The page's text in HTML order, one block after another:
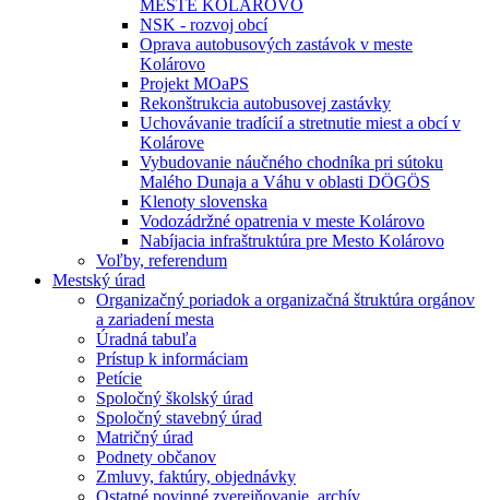
MESTE KOLÁROVO
NSK - rozvoj obcí
Oprava autobusových zastávok v meste
Kolárovo
Projekt MOaPS
Rekonštrukcia autobusovej zastávky
Uchovávanie tradícií a stretnutie miest a obcí v
Kolárove
Vybudovanie náučného chodníka pri sútoku
Malého Dunaja a Váhu v oblasti DÖGÖS
Klenoty slovenska
Vodozádržné opatrenia v meste Kolárovo
Nabíjacia infraštruktúra pre Mesto Kolárovo
Voľby, referendum
Mestský úrad
Organizačný poriadok a organizačná štruktúra orgánov
a zariadení mesta
Úradná tabuľa
Prístup k informáciam
Petície
Spoločný školský úrad
Spoločný stavebný úrad
Matričný úrad
Podnety občanov
Zmluvy, faktúry, objednávky
Ostatné povinné zverejňovanie, archív